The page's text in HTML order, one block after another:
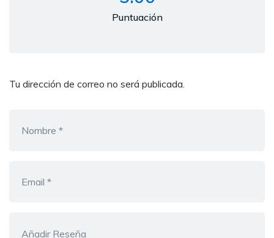
Puntuación
Tu dirección de correo no será publicada.